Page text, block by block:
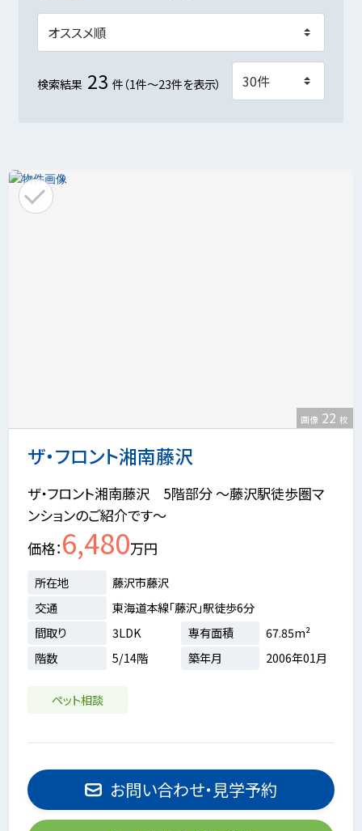
検索結果 23 件（1件～23件を表示）
ザ・フロント湘南藤沢
画像 22 枚
ザ・フロント湘南藤沢 5階部分 ～藤沢駅徒歩圏マ
ンションのご紹介です～
価格 6,480万円
所在地
藤沢市藤沢
交通
東海道本線「藤沢」駅徒歩6分
間取り
3LDK 専有面積
67.85m²
階数
5/14階 築年月 2006年01月
ペット相談
お問い合わせ・見学予約